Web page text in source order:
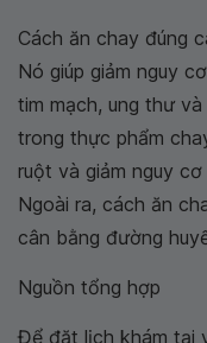
Cách ăn chay đúng
Nó giúp giảm nguy
tim mạch, ung thư
trong thực phẩm
ruột và giảm nguy
Ngoài ra, cách ăn
cân bằng đường
Nguồn tổng hợp
Để đặt lịch khám tại